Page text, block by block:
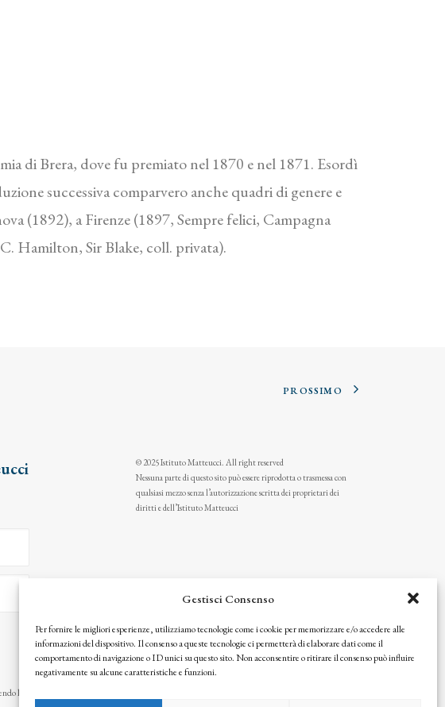
Gestisci Consenso
Per fornire le migliori esperienze, utilizziamo tecnologie come i cookie per memorizzare e/o accedere alle
informazioni del dispositivo. Il consenso a queste tecnologie ci permetterà di elaborare dati come il
comportamento di navigazione o ID unici su questo sito. Non acconsentire o ritirare il consenso può influire
negativamente su alcune caratteristiche e funzioni.
di Brera, dove fu premiato nel 1870 e nel 1871. Esordì
successiva comparvero anche quadri di genere e
(1892), a Firenze (1897, Sempre felici, Campagna
Hamilton, Sir Blake, coll. privata).
PROSSIMO
la nostra
© 2025 Istituto Matteucci. All right reserved
Nessuna parte di questo sito può essere riprodotta o trasmessa con
qualsiasi mezzo senza l’autorizzazione scritta dei proprietari dei
diritti e dell’Istituto Matteucci